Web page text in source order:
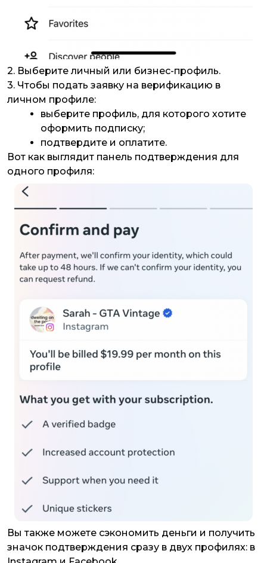
2. Выберите личный или бизнес-профиль.
3. Чтобы подать заявку на верификацию в
личном профиле:
выберите профиль, для которого хотите
оформить подписку;
подтвердите и оплатите.
Вот как выглядит панель подтверждения для
одного профиля:
Вы также можете сэкономить деньги и получить
значок подтверждения сразу в двух профилях: в